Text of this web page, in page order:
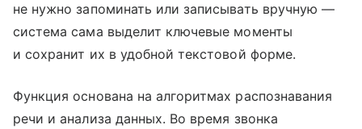
не нужно запоминать или записывать вручную —
система сама выделит ключевые моменты
и сохранит их в удобной текстовой форме.
Функция основана на алгоритмах распознавания
речи и анализа данных. Во время звонка